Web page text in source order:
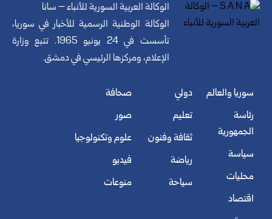
الوكالة العربية السورية للأنباء – سانا
الوكالة الوطنية الرسمية للأخبار في سوريا،
تأسست في 24 يونيو 1965. تتبع وزارة
الإعلام، ومركزها الرئيسي في دمشق.
سوريا والعالم
رئاسة
الجمهورية
سياسة
محليات
اقتصاد
دولي
تعليم
ثقافة وفنون
رياضة
سياحة
صحافة
صور
علوم وتكنولوجيا
فيديو
منوعات